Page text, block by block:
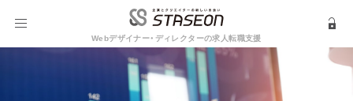
Webデザイナー・ディレクターの求人転職支援